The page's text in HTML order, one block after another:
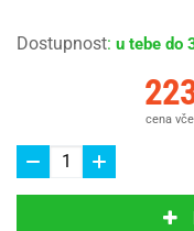
Dostupnost: u tebe do
cena